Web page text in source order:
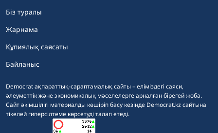
Democrat ақпараттық-сараптамалық сайты – еліміздегі саяси,
әлеуметтік және экономикалық мәселелерге арналған бірегей жоба.
Сайт әкімшілігі материалды көшіріп басу кезінде Democrat.kz сайтына
тікелей гиперсілтеме көрсетуді талап етеді.
Біз туралы
Жарнама
Құпиялық саясаты
Байланыс